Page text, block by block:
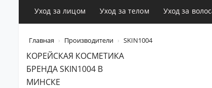
Уход за лицом Уход за телом Уход за
Главная Производители SKIN1004
КОРЕЙСКАЯ КОСМЕТИКА
БРЕНДА SKIN1004 В
МИНСКЕ